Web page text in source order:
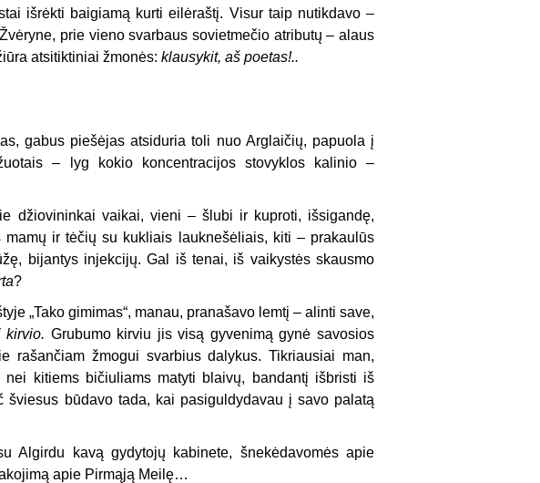
išrėkti baigiamą kurti eilėraštį. Visur taip nutikdavo –
prie vieno svarbaus sovietmečio atributų – alaus
atsitiktiniai žmonės: klausykit, aš poetas!..
gabus piešėjas atsiduria toli nuo Arglaičių, papuola į
– lyg kokio koncentracijos stovyklos kalinio –
džiovininkai vaikai, vieni – šlubi ir kuproti, išsigandę,
ir tėčių su kukliais lauknešėliais, kiti – prakaulūs
bijantys injekcijų. Gal iš tenai, iš vaikystės skausmo
?
„Tako gimimas“, manau, pranašavo lemtį – alinti save,
kirvio. Grubumo kirviu jis visą gyvenimą gynė savosios
rašančiam žmogui svarbius dalykus. Tikriausiai man,
kitiems bičiuliams matyti blaivų, bandantį išbristi iš
šviesus būdavo tada, kai pasiguldydavau į savo palatą
Algirdu kavą gydytojų kabinete, šnekėdavomės apie
apie Pirmąją Meilę…